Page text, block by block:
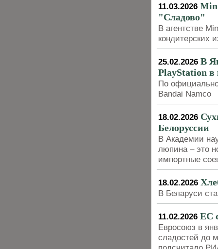
11.03.2026
"Сладово"
В агентстве
кондитерских
25.02.2026 В
PlayStation в
По
Bandai Namco
18.02.2026
Белоруссии
В Академии
люпина – это
импортные
18.02.2026
В Беларуси
11.02.2026 ЕС
Евросоюз в
сладостей до